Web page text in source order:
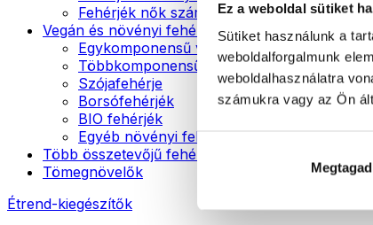
Ez a weboldal sütiket
Sütiket használunk a
weboldalforgalmunk
weboldalhasználatra
számukra vagy az Ön
Megtagad
Fehérjék nők számára
Vegán és növényi fehérjék
Egykomponensű vegán fehérjék
Többkomponensű vegán fehérjék
Szójafehérje
Borsófehérjék
BIO fehérjék
Egyéb növényi fehérjék
Több összetevőjű fehérje
Tömegnövelők
Étrend-kiegészítők